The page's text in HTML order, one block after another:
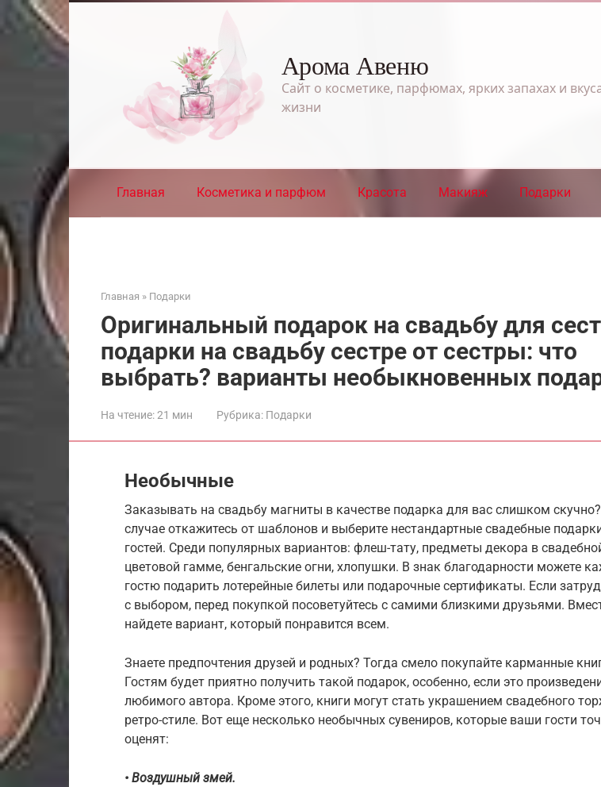
Перейти
к
контенту
Арома Авеню
Сайт о косметике, парфюмах, ярких запахах и
жизни
Главная Косметика и парфюм Красота Макияж Подарки
Главная » Подарки
Оригинальный подарок на свадьбу для
подарки на свадьбу сестре от сестры: что
выбрать? варианты необыкновенных
На чтение:21 мин Рубрика: Подарки
Необычные
Заказывать на свадьбу магниты в качестве подарка для вас слишком
случае откажитесь от шаблонов и выберите нестандартные свадебные
гостей. Среди популярных вариантов: флеш-тату, предметы декора в
цветовой гамме, бенгальские огни, хлопушки. В знак благодарности можете
гостю подарить лотерейные билеты или подарочные сертификаты. Если
с выбором, перед покупкой посоветуйтесь с самими близкими друзьями.
найдете вариант, который понравится всем.
Знаете предпочтения друзей и родных? Тогда смело покупайте карманные
Гостям будет приятно получить такой подарок, особенно, если это
любимого автора. Кроме этого, книги могут стать украшением свадебного
ретро-стиле. Вот еще несколько необычных сувениров, которые ваши гости
оценят:
• Воздушный змей.